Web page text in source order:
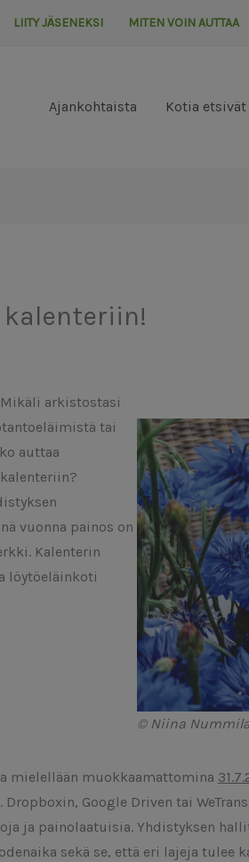
LIITY JÄSENEKSI MITEN VOIN AUTTAA
Ajankohtaista Kotia etsivät
kalenteriin!
arkistostasi
tai
auttaa
vuonna painos on
Kalenterin
löytöeläinkoti
© Niina
mielellään muokkaamattomina
Google Driven tai
ja painolaatuisia. Yhdistyksen
sekä se, että eri lajeja tulee